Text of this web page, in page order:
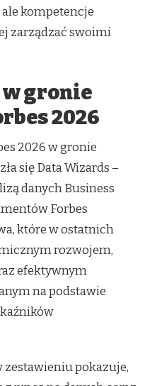
kompetencje
zarządzać swoimi
gronie
2026
2026 w gronie
się Data Wizards –
danych Business
Forbes
które w ostatnich
rozwojem,
efektywnym
na podstawie
zestawieniu pokazuje,